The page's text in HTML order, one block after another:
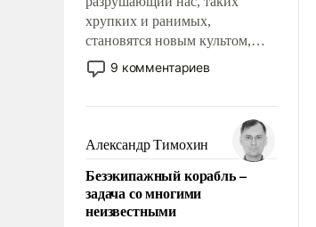
хрупких и ранимых,
становятся новым культом,
постепенно вытесняя и
отменяя традиционное
мужественным и твердым под
ударами судьбы, брать на себя
ответственность, помогать
слабым, идти вперед и
адаптироваться.
9 комментариев
Александр Тимохин
Безэкипажный корабль –
задача со многими
неизвестными